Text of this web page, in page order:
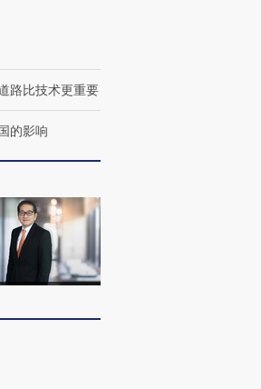
螂”的印
抗争将教
视线｜“入侵”还是“人道危
找100种
式·第三对
【商旅对话】华住集团
CFO：不靠规模取胜，华
住三大增长引擎是什么？
路比技术更重要
的影响